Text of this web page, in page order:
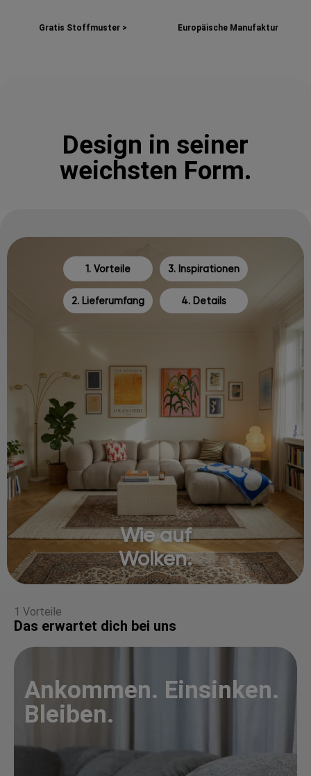
Gratis Stoffmuster > Europäische Manufaktur
Design in seiner
weichsten Form.
1. Vorteile 3. Inspirationen
2. Lieferumfang 4. Details
Wie auf
Wolken.
1 Vorteile
Das erwartet dich bei uns
Ankommen. Einsinken.
Bleiben.